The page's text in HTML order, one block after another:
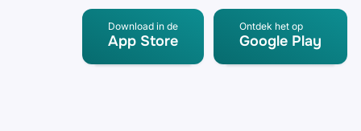
Download in de
App Store
Ontdek het op
Google Play